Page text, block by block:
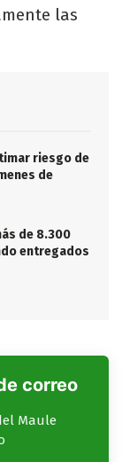
las
riesgo de
de
de 8.300
entregados
correo
Maule